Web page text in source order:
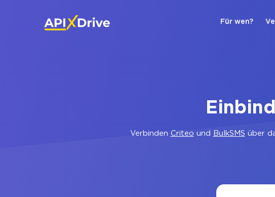
Für wen?
Verbinden Criteo und BulkSMS über